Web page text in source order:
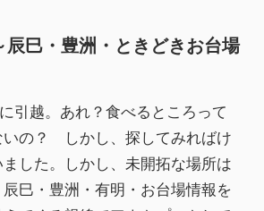
巳・豊洲・ときどきお台場
引越。あれ？食べるところって
いの？ しかし、探してみればけ
した。しかし、未開拓な場所は
巳・豊洲・有明・お台場情報を